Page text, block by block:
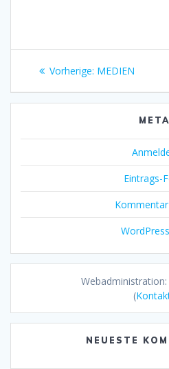
Vorherige: Vorheriger
MEDIEN
META
Eintrags-
Webadministration:
(
NEUESTE